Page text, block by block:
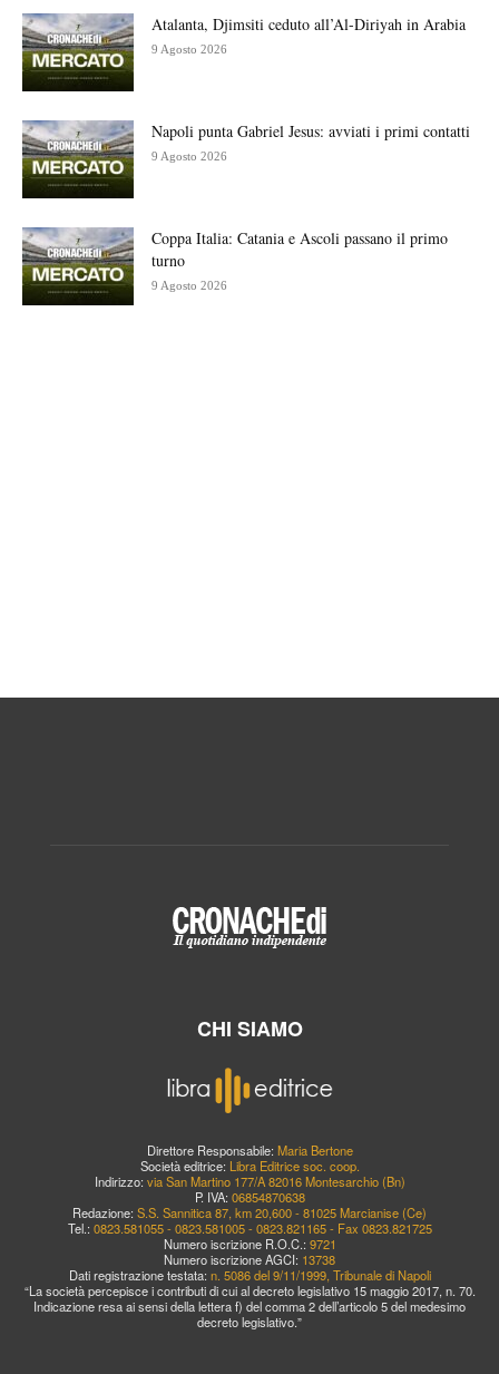
Atalanta, Djimsiti ceduto all’Al-Diriyah in Arabia
9 Agosto 2026
Napoli punta Gabriel Jesus: avviati i primi contatti
9 Agosto 2026
Coppa Italia: Catania e Ascoli passano il primo
turno
9 Agosto 2026
CHI SIAMO
Direttore Responsabile: Maria Bertone
Società editrice: Libra Editrice soc. coop.
Indirizzo: via San Martino 177/A 82016 Montesarchio (Bn)
P. IVA: 06854870638
Redazione: S.S. Sannitica 87, km 20,600 - 81025 Marcianise (Ce)
Tel.: 0823.581055 - 0823.581005 - 0823.821165 - Fax 0823.821725
Numero iscrizione R.O.C.: 9721
Numero iscrizione AGCI: 13738
Dati registrazione testata: n. 5086 del 9/11/1999, Tribunale di Napoli
“La società percepisce i contributi di cui al decreto legislativo 15 maggio 2017, n. 70.
Indicazione resa ai sensi della lettera f) del comma 2 dell’articolo 5 del medesimo
decreto legislativo.”